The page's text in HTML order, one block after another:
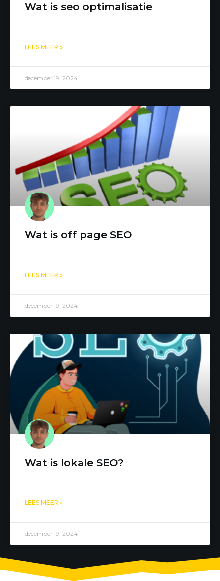
Wat is seo optimalisatie
LEES MEER »
december 19, 2024
Wat is off page SEO
LEES MEER »
december 19, 2024
Wat is lokale SEO?
LEES MEER »
december 19, 2024